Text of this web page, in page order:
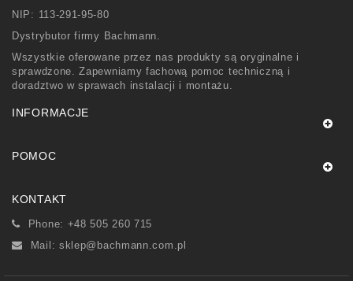
NIP: 113-291-95-80
Dystrybutor firmy Bachmann.
Wszystkie oferowane przez nas produkty są oryginalne i
sprawdzone. Zapewniamy fachową pomoc techniczną i
doradztwo w sprawach instalacji i montażu.
INFORMACJE
POMOC
KONTAKT
Phone: +48 505 260 715
Mail: sklep@bachmann.com.pl